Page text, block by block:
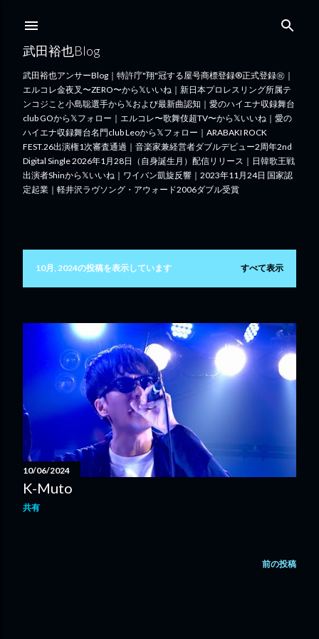
武田裕也Blog
武田裕也アンサーBlog｜特許庁"翔"冠する屋号商標登録®︎正式登録㊗️｜
エルコレ金夜叉〜ZERO〜から𝕏いいね｜新日本プロレスリング所属テ
ンコジこと小島聡選手から𝕏および最新曲認知｜愛のハイエナ収録舞台
club GOから𝕏フォロー｜エルコレ〜歌舞伎超TV〜から𝕏いいね｜愛の
ハイエナ収録舞台名門club Leoから𝕏フォロー｜ARABAKI ROCK
FEST.26出演権1次審査通過｜音楽家兼経営者ダブルデビュー2周年2nd
Digital Single 2026年1月28日（自身誕生月）配信リリース｜日韓歌王戦
出演者Shinから𝕏いいね｜ワイバン凱旋反響｜2023年11月24日 国家認
定起業｜軽井沢ラヴソング・アウォード2006ダブル受賞
投10月, 2024の投稿を表示しています すべて表示
10/06/2024
K-Muto
共有
前の投稿